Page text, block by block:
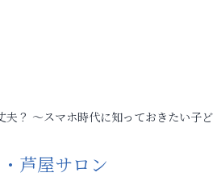
夫？ ～スマホ時代に知っておきたい子
芦屋サロン